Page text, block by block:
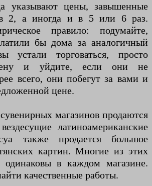
указывают цены, завышенные
2, а иногда и в 5 или 6 раз.
правило: подумайте,
бы дома за аналогичный
устали торговаться, просто
и уйдите, если они не
всего, они побегут за вами и
цене.
магазинов продаются
латиноамериканские
также продается большое
картин. Многие из этих
в каждом магазине.
качественные работы.